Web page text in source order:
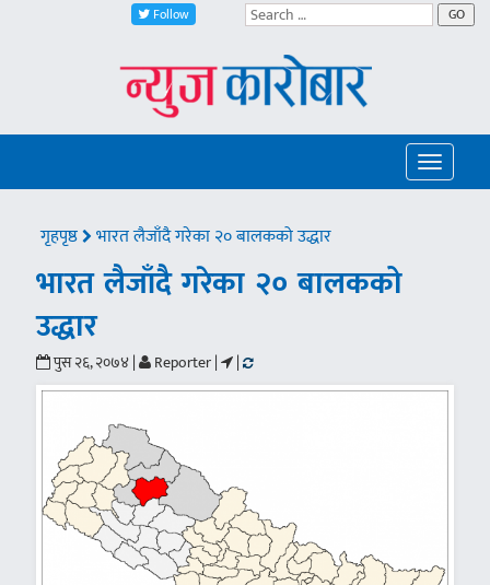
Follow GO
Toggle
गृहपृष्ठ भारत लैजाँदै गरेका २० बालकको उद्धार
भारत लैजाँदै गरेका २० बालकको
उद्धार
पुस २६, २०७४ | Reporter | |